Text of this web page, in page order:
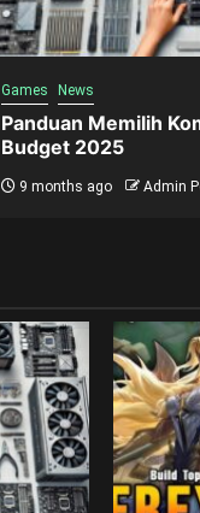
Games News
Panduan Memilih
Budget 2025
9 months ago Admin